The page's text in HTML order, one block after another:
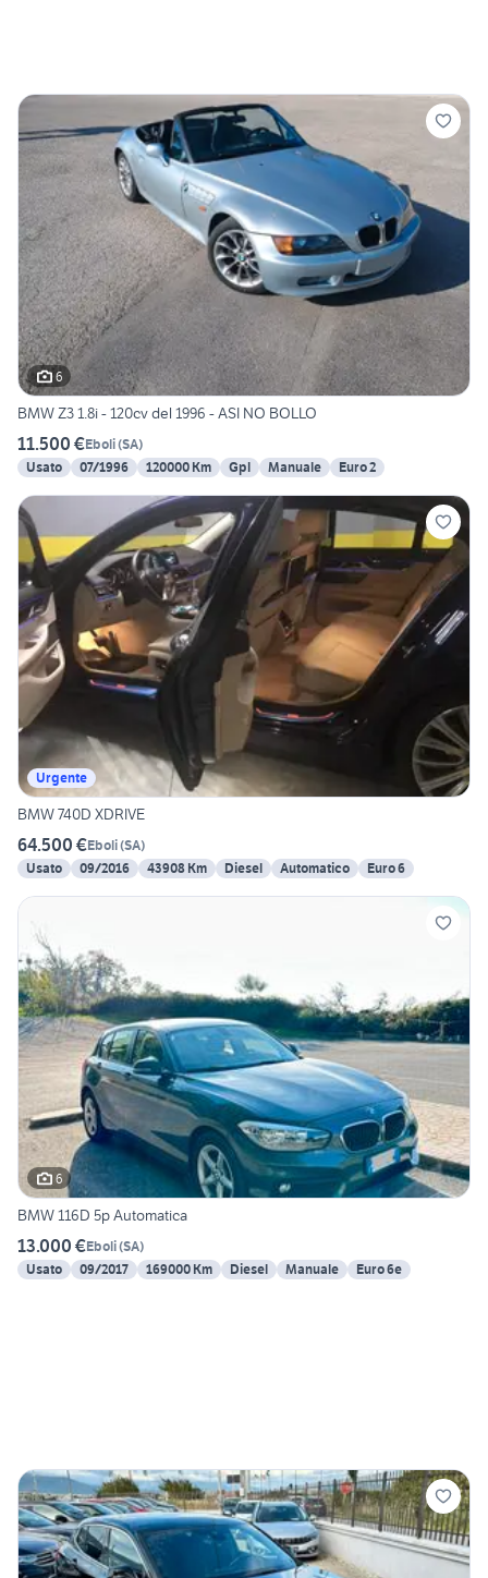
6
BMW Z3 1.8i - 120cv del 1996 - ASI NO BOLLO
11.500 €Eboli(SA)
Usato
07/1996 120000 Km Gpl Manuale Euro 2
Urgente
BMW 740D XDRIVE
64.500 €Eboli(SA)
Usato
09/2016 43908 Km Diesel Automatico Euro 6
6
BMW 116D 5p Automatica
13.000 €Eboli(SA)
Usato
09/2017 169000 Km Diesel Manuale Euro 6e